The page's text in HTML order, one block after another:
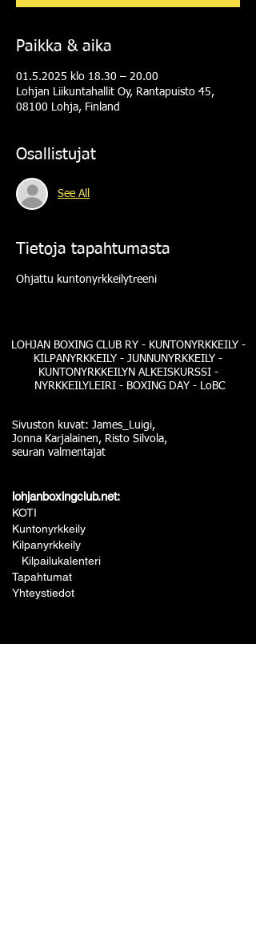
Paikka & aika
01.5.2025 klo 18.30 – 20.00
Lohjan Liikuntahallit Oy, Rantapuisto 45,
08100 Lohja, Finland
Osallistujat
See All
Tietoja tapahtumasta
Ohjattu kuntonyrkkeilytreeni
LOHJAN BOXING CLUB RY - KUNTONYRKKEILY -
KILPANYRKKEILY - JUNNUNYRKKEILY -
KUNTONYRKKEILYN ALKEISKURSSI -
NYRKKEILYLEIRI - BOXING DAY - LoBC
Sivuston kuvat: James_Luigi,
Jonna Karjalainen, Risto Silvola,
seuran valmentajat
lohjanboxingclub.net:
KOTI
Kuntonyrkkeily
Kilpanyrkkeily
Kilpailukalenteri
Tapahtumat
Yhteystiedot